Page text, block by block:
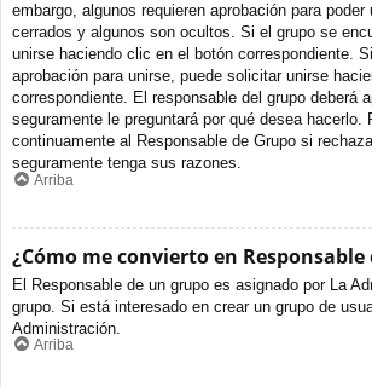
embargo, algunos requieren aprobación para
cerrados y algunos son ocultos. Si el grupo se
unirse haciendo clic en el botón correspondiente.
aprobación para unirse, puede solicitar unirse
correspondiente. El responsable del grupo deberá
seguramente le preguntará por qué desea hacerlo.
continuamente al Responsable de Grupo si
seguramente tenga sus razones.
Arriba
¿Cómo me convierto en Responsable
El Responsable de un grupo es asignado por La
grupo. Si está interesado en crear un grupo de
Administración.
Arriba